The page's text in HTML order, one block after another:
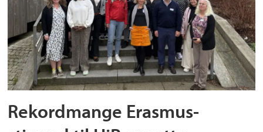
Rekordmange Erasmus-